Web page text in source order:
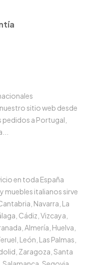
sitio web desde
pedidos a Portugal,
en toda España
muebles italianos sirve
Navarra, La
Cádiz, Vizcaya,
Almería, Huelva,
León, Las Palmas,
Zaragoza, Santa